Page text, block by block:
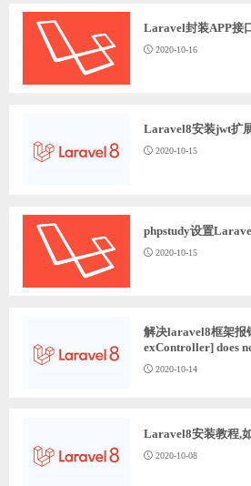
Laravel封装APP接
2020-10-16
Laravel8安装jwt扩
2020-10-15
phpstudy设置
2020-10-15
解决laravel8框架报
exController] does
2020-10-14
Laravel8安装教程,
2020-10-08